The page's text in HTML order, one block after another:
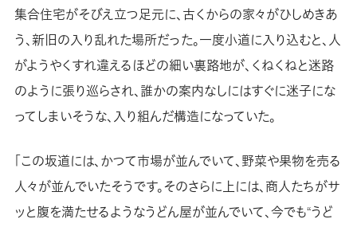
集合住宅がそびえ立つ足元に、古くからの家々がひしめきあ
う、新旧の入り乱れた場所だった。一度小道に入り込むと、人
がようやくすれ違えるほどの細い裏路地が、くねくねと迷路
のように張り巡らされ、誰かの案内なしにはすぐに迷子にな
ってしまいそうな、入り組んだ構造になっていた。
「この坂道には、かつて市場が並んでいて、野菜や果物を売る
人々が並んでいたそうです。そのさらに上には、商人たちがサ
ッと腹を満たせるようなうどん屋が並んでいて、今でも“うど